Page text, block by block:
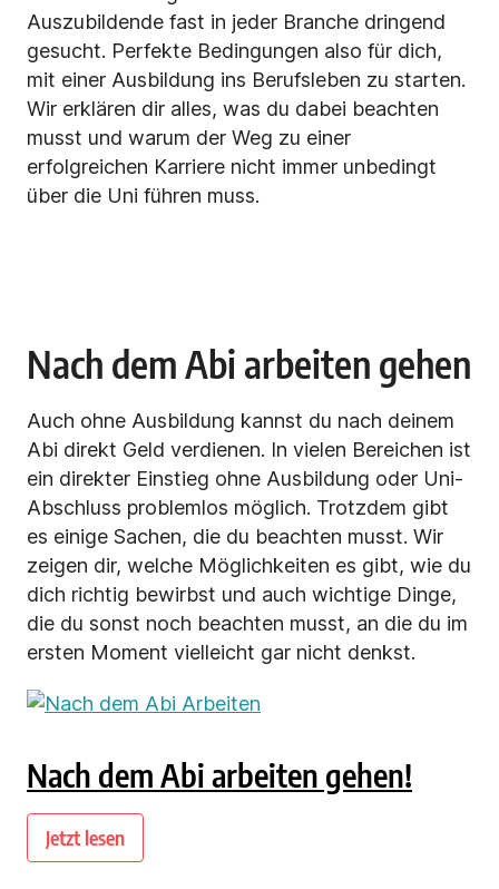
Auszubildende fast in jeder Branche dringend
gesucht. Perfekte Bedingungen also für dich,
mit einer Ausbildung ins Berufsleben zu starten.
Wir erklären dir alles, was du dabei beachten
musst und warum der Weg zu einer
erfolgreichen Karriere nicht immer unbedingt
über die Uni führen muss.
Nach dem Abi arbeiten gehen
Auch ohne Ausbildung kannst du nach deinem
Abi direkt Geld verdienen. In vielen Bereichen ist
ein direkter Einstieg ohne Ausbildung oder Uni-
Abschluss problemlos möglich. Trotzdem gibt
es einige Sachen, die du beachten musst. Wir
zeigen dir, welche Möglichkeiten es gibt, wie du
dich richtig bewirbst und auch wichtige Dinge,
die du sonst noch beachten musst, an die du im
ersten Moment vielleicht gar nicht denkst.
Nach dem Abi arbeiten gehen!
Jetzt lesen